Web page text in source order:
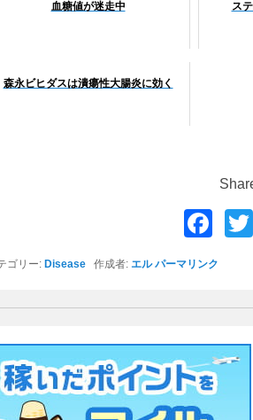
血糖値が迷走中 ス
森永ビヒダスは潰瘍性大腸炎に効く
F
e
b
o
o
ゴリー: Disease 作成者: エル パーマリンク